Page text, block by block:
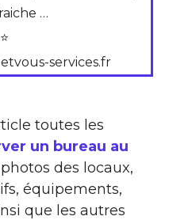
…
services.fr
toutes les
un bureau au
photos des locaux,
équipements,
que les autres